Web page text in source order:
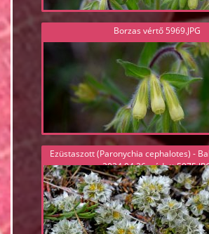
Borzas vértő 5969.JPG
Ezüstaszott (Paronychia cephalotes) -
2024.04.26, védett